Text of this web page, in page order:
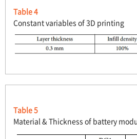
Table 4
Constant variables of 3D printing
Table 5
Material & Thickness of battery